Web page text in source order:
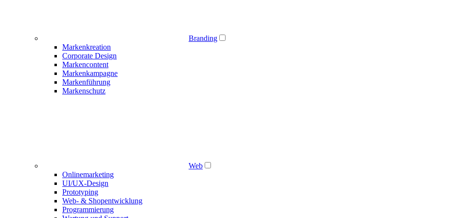
Branding
Markenkreation
Corporate Design
Markencontent
Markenkampagne
Markenführung
Markenschutz
Web
Onlinemarketing
UI/UX-Design
Prototyping
Web- & Shopentwicklung
Programmierung